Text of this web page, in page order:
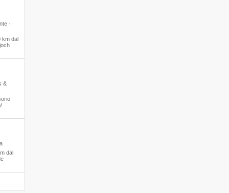
·
km dal
&
dal